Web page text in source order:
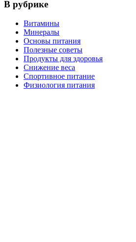
В рубрике
Витамины
Минералы
Основы питания
Полезные советы
Продукты для здоровья
Снижение веса
Спортивное питание
Физиология питания